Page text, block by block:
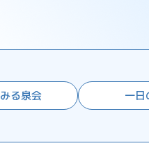
る泉会 一日